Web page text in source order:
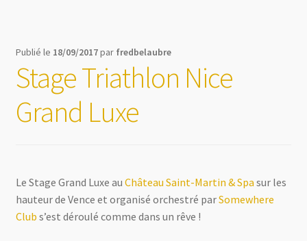
Publié le 18/09/2017par fredbelaubre
Stage Triathlon Nice
Grand Luxe
Le Stage Grand Luxe au Château Saint-Martin & Spa sur les
hauteur de Vence et organisé orchestré parSomewhere
Club s’est déroulé comme dans un rêve !